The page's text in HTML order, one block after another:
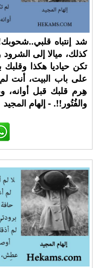
شد إنتباه
كذلك، ميالا إلى الشرود
تكن حياديا هكذا
على باب البيت، أنت
هِرم قلبك قبل أوانه،
والفُتُور!!. - إلهام المجيد